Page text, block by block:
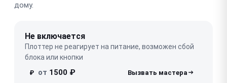
дому.
Не включается
Плоттер не реагирует на питание, возможен сбой
блока или кнопки
₽ от 1500 ₽